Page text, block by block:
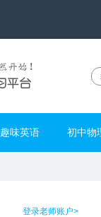
趣味英语 初中物
登录老师账户>